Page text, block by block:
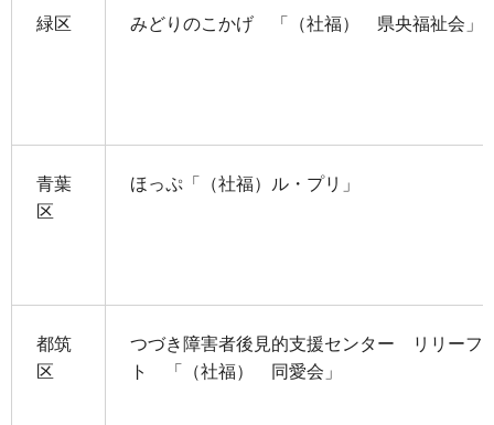
緑区 みどりのこかげ 「（社福） 県央福祉会」
青葉
区
ほっぷ「（社福）ル・プリ」
都筑
区
つづき障害者後見的支援センター リリーフ
ト 「（社福） 同愛会」